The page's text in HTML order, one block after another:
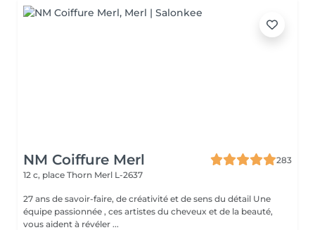
NM Coiffure Merl
283
12 c, place Thorn Merl L-2637
27 ans de savoir-faire, de créativité et de sens du détail Une
équipe passionnée , ces artistes du cheveux et de la beauté,
vous aident à révéler ...